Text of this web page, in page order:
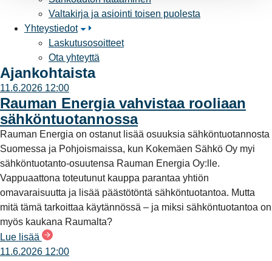
Valtakirja ja asiointi toisen puolesta
Yhteystiedot
Laskutusosoitteet
Ota yhteyttä
Ajankohtaista
11.6.2026 12:00
Rauman Energia vahvistaa rooliaan
sähköntuotannossa
Rauman Energia on ostanut lisää osuuksia sähköntuotannosta
Suomessa ja Pohjoismaissa, kun Kokemäen Sähkö Oy myi
sähköntuotanto-osuutensa Rauman Energia Oy:lle.
Vappuaattona toteutunut kauppa parantaa yhtiön
omavaraisuutta ja lisää päästötöntä sähköntuotantoa. Mutta
mitä tämä tarkoittaa käytännössä – ja miksi sähköntuotantoa on
myös kaukana Raumalta?
Lue lisää
11.6.2026 12:00